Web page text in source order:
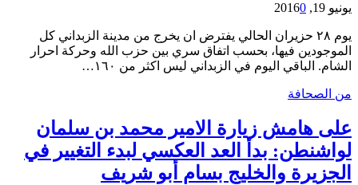
يونيو 19, 2016 0
يوم ٢٨ حزيران الحالي يفترض ان يخرج من مدينة الزبداني كل
الموجودين فيها، بحسب اتفاق سري بين حزب الله وحركة احرار
الشام. الباقي اليوم في الزبداني ليس اكثر من ١٦٠…
من الصحافة
على هامش زيارة الامير محمد بن سلمان
لواشنطن: بدأ العد العكسي لبدء التغيير في
الجزيرة والخليج بسام أبو شريف